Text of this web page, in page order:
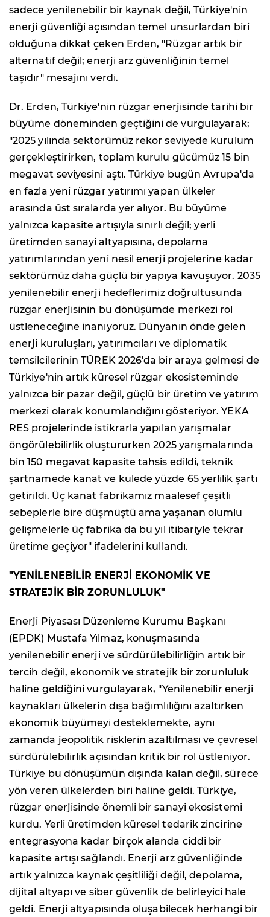
sadece yenilenebilir bir kaynak değil, Türkiye'nin
enerji güvenliği açısından temel unsurlardan biri
olduğuna dikkat çeken Erden, "Rüzgar artık bir
alternatif değil; enerji arz güvenliğinin temel
taşıdır" mesajını verdi.
Dr. Erden, Türkiye'nin rüzgar enerjisinde tarihi bir
büyüme döneminden geçtiğini de vurgulayarak;
"2025 yılında sektörümüz rekor seviyede kurulum
gerçekleştirirken, toplam kurulu gücümüz 15 bin
megavat seviyesini aştı. Türkiye bugün Avrupa'da
en fazla yeni rüzgar yatırımı yapan ülkeler
arasında üst sıralarda yer alıyor. Bu büyüme
yalnızca kapasite artışıyla sınırlı değil; yerli
üretimden sanayi altyapısına, depolama
yatırımlarından yeni nesil enerji projelerine kadar
sektörümüz daha güçlü bir yapıya kavuşuyor. 2035
yenilenebilir enerji hedeflerimiz doğrultusunda
rüzgar enerjisinin bu dönüşümde merkezi rol
üstleneceğine inanıyoruz. Dünyanın önde gelen
enerji kuruluşları, yatırımcıları ve diplomatik
temsilcilerinin TÜREK 2026'da bir araya gelmesi de
Türkiye'nin artık küresel rüzgar ekosisteminde
yalnızca bir pazar değil, güçlü bir üretim ve yatırım
merkezi olarak konumlandığını gösteriyor. YEKA
RES projelerinde istikrarla yapılan yarışmalar
öngörülebilirlik oluştururken 2025 yarışmalarında
bin 150 megavat kapasite tahsis edildi, teknik
şartnamede kanat ve kulede yüzde 65 yerlilik şartı
getirildi. Üç kanat fabrikamız maalesef çeşitli
sebeplerle bire düşmüştü ama yaşanan olumlu
gelişmelerle üç fabrika da bu yıl itibariyle tekrar
üretime geçiyor" ifadelerini kullandı.
"YENİLENEBİLİR ENERJİ EKONOMİK VE
STRATEJİK BİR ZORUNLULUK"
Enerji Piyasası Düzenleme Kurumu Başkanı
(EPDK) Mustafa Yılmaz, konuşmasında
yenilenebilir enerji ve sürdürülebilirliğin artık bir
tercih değil, ekonomik ve stratejik bir zorunluluk
haline geldiğini vurgulayarak, "Yenilenebilir enerji
kaynakları ülkelerin dışa bağımlılığını azaltırken
ekonomik büyümeyi desteklemekte, aynı
zamanda jeopolitik risklerin azaltılması ve çevresel
sürdürülebilirlik açısından kritik bir rol üstleniyor.
Türkiye bu dönüşümün dışında kalan değil, sürece
yön veren ülkelerden biri haline geldi. Türkiye,
rüzgar enerjisinde önemli bir sanayi ekosistemi
kurdu. Yerli üretimden küresel tedarik zincirine
entegrasyona kadar birçok alanda ciddi bir
kapasite artışı sağlandı. Enerji arz güvenliğinde
artık yalnızca kaynak çeşitliliği değil, depolama,
dijital altyapı ve siber güvenlik de belirleyici hale
geldi. Enerji altyapısında oluşabilecek herhangi bir